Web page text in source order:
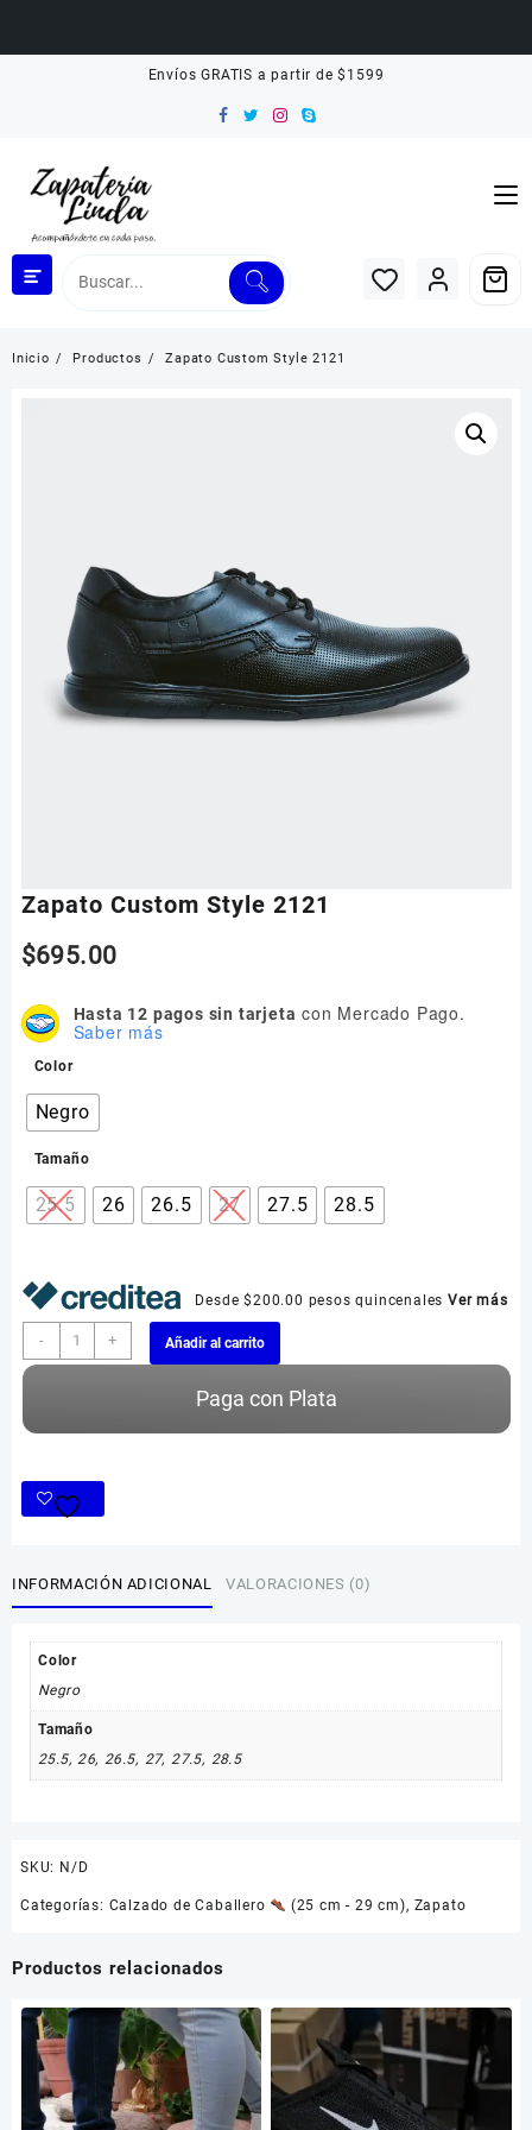
Envíos GRATIS a partir de $1599
Inicio Productos Zapato Custom Style 2121
Zapato Custom Style 2121
$695.00
Hasta 12 pagos sin tarjeta con Mercado Pago.
Saber más
Color
Negro
Tamaño
25.5 26 26.5 27 27.5 28.5
Desde $200.00 pesos quincenales Ver más
-
Zapato
Custom
cantidad
+ Añadir al carrito
Paga con Plata
INFORMACIÓN ADICIONAL VALORACIONES (0)
Color
Negro
Tamaño
25.5,26,26.5, 27,27.5, 28.5
SKU: N/D
Categorías: Calzado de Caballero (25 cm - 29 cm), Zapato
Productos relacionados